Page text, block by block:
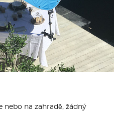
nebo na zahradě, žádný